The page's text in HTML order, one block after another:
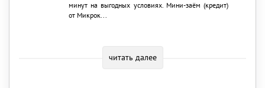
минут на выгодных условиях. Мини-заём (кредит)
от Микрок...
читать далее